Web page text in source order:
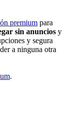
premium para
sin anuncios y
y segura
a ninguna otra
.